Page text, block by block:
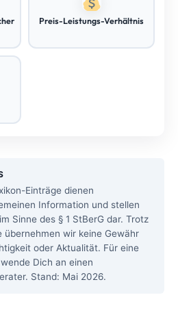
Preis-Leistungs-Verhältnis
Einträge dienen
Information und stellen
Sinne des § 1 StBerG dar. Trotz
übernehmen wir keine Gewähr
oder Aktualität. Für eine
Dich an einen
Stand: Mai 2026.